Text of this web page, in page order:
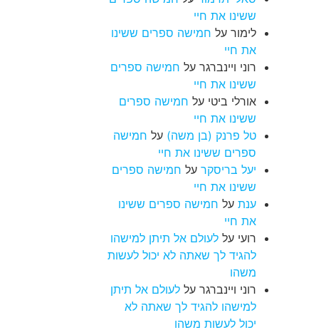
ששינו את חיי
לימור על חמישה ספרים ששינו
את חיי
רוני ויינברגר על חמישה ספרים
ששינו את חיי
אורלי ביטי על חמישה ספרים
ששינו את חיי
טל פרנק (בן משה) על חמישה
ספרים ששינו את חיי
יעל בריסקר על חמישה ספרים
ששינו את חיי
ענת על חמישה ספרים ששינו
את חיי
רועי עללעולם אל תיתן למישהו
להגיד לך שאתה לא יכול לעשות
משהו
רוני ויינברגר עללעולם אל תיתן
למישהו להגיד לך שאתה לא
יכול לעשות משהו